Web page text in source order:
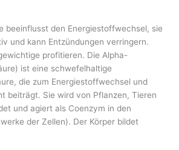
beeinflusst den Energiestoffwechsel, sie
und kann Entzündungen verringern.
profitieren. Die Alpha-
ist eine schwefelhaltige
die zum Energiestoffwechsel und
beiträgt. Sie wird von Pflanzen, Tieren
und agiert als Coenzym in den
der Zellen). Der Körper bildet